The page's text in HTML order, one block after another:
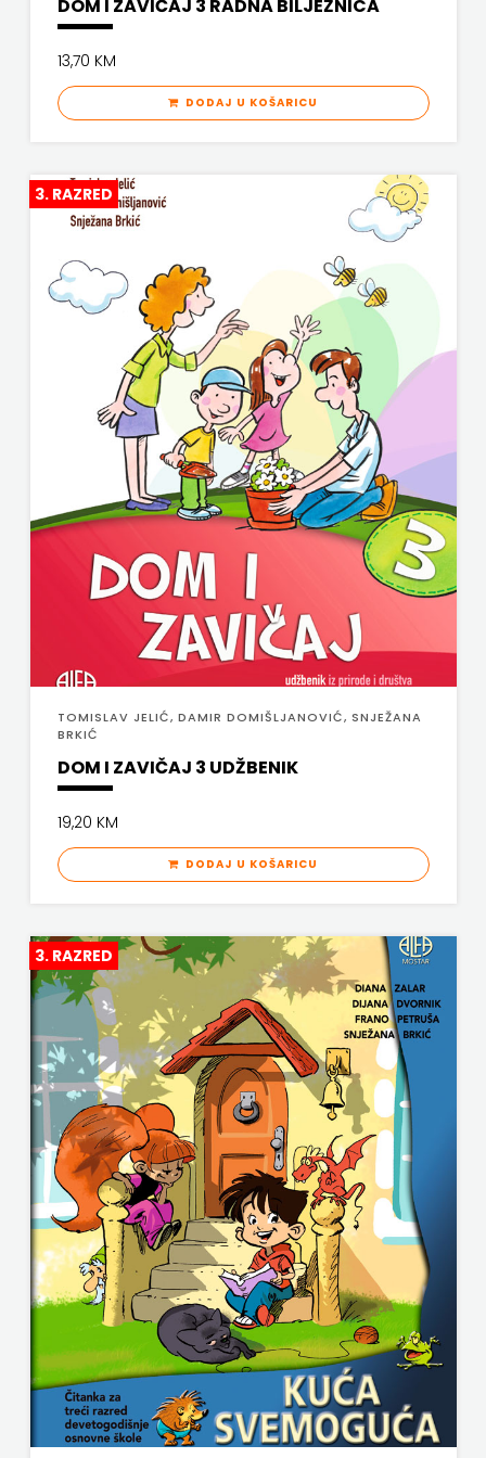
ODEON
OMEGA
LAN
PLANET
PLANETOPIJA
PROFIL
RADIOTELEVIZIJA
HERCEG-
BOSNE
SANDORF
media
j.d.o.o.
ŠKOBIĆ
STEP
BY
STEP
STILUS
SYNOPSIS
ŠARENI
DUĆAN
ŠKOLSKA
DOM I ZAVIČAJ 3 RADNA BILJEŽNICA
13,70 KM
DODAJ U KOŠARICU
3. RAZRED
TOMISLAV JELIĆ, DAMIR DOMIŠLJANOVIĆ, SNJEŽANA
BRKIĆ
DOM I ZAVIČAJ 3 UDŽBENIK
19,20 KM
DODAJ U KOŠARICU
3. RAZRED